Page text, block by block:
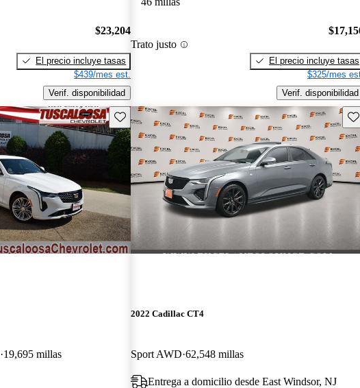
$23,204
El precio incluye tasas
$439/mes est.
Verif. disponibilidad
Trato justo
El precio incluye tasas
$325/mes
Verif. disponibilidad
Guarda este Aviso
19,695 millas
2022 Cadillac CT4
Sport AWD 62,548 millas
Entrega a domicilio desde East Windsor, NJ